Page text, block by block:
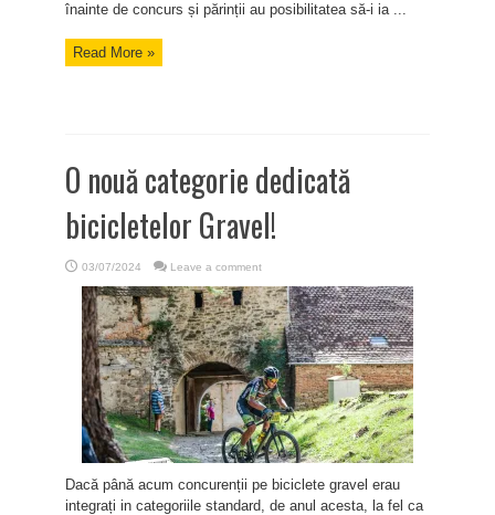
înainte de concurs și părinții au posibilitatea să-i ia ...
Read More »
O nouă categorie dedicată
bicicletelor Gravel!
03/07/2024 Leave a comment
Dacă până acum concurenții pe biciclete gravel erau
integrați in categoriile standard, de anul acesta, la fel ca